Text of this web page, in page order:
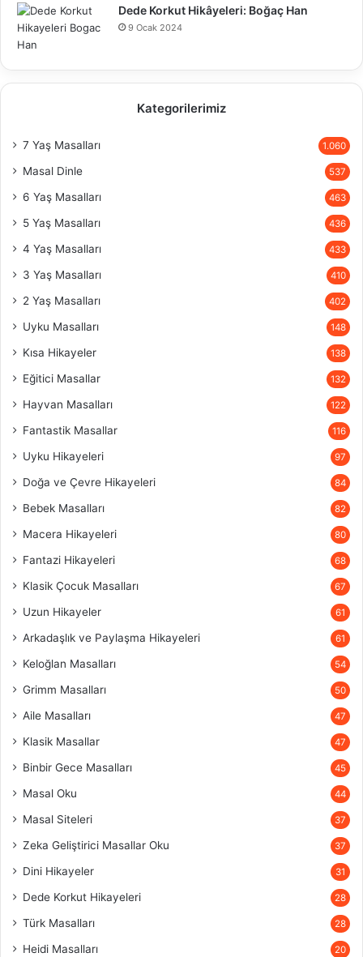
Dede Korkut Hikâyeleri: Boğaç Han
9 Ocak 2024
Kategorilerimiz
7 Yaş Masalları 1.060
Masal Dinle 537
6 Yaş Masalları 463
5 Yaş Masalları 436
4 Yaş Masalları 433
3 Yaş Masalları 410
2 Yaş Masalları 402
Uyku Masalları 148
Kısa Hikayeler 138
Eğitici Masallar 132
Hayvan Masalları 122
Fantastik Masallar 116
Uyku Hikayeleri 97
Doğa ve Çevre Hikayeleri 84
Bebek Masalları 82
Macera Hikayeleri 80
Fantazi Hikayeleri 68
Klasik Çocuk Masalları 67
Uzun Hikayeler 61
Arkadaşlık ve Paylaşma Hikayeleri 61
Keloğlan Masalları 54
Grimm Masalları 50
Aile Masalları 47
Klasik Masallar 47
Binbir Gece Masalları 45
Masal Oku 44
Masal Siteleri 37
Zeka Geliştirici Masallar Oku 37
Dini Hikayeler 31
Dede Korkut Hikayeleri 28
Türk Masalları 28
Heidi Masalları 20